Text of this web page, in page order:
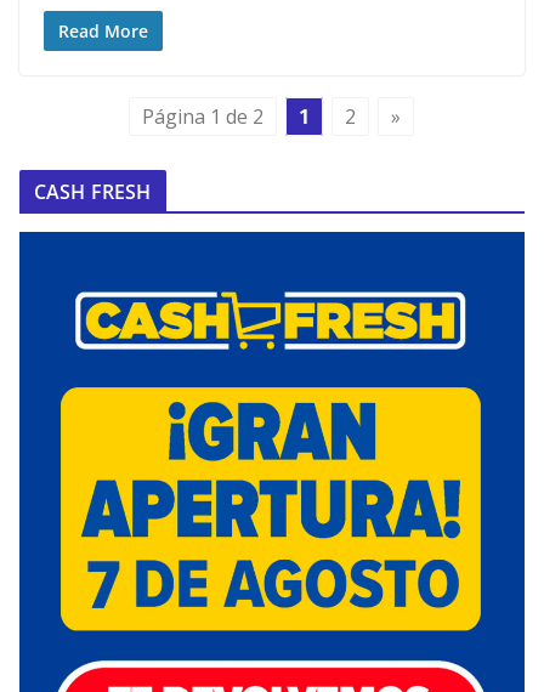
Read More
Página 1 de 2 1 2 »
CASH FRESH